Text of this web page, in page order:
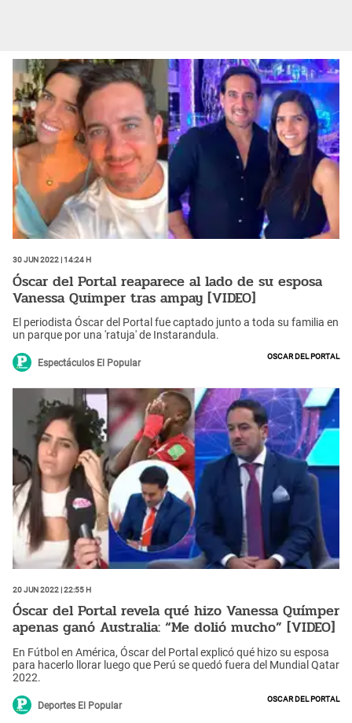
30 Jun 2022 | 14:24 h
Óscar del Portal reaparece al lado de su esposa
Vanessa Quimper tras ampay [VIDEO]
El periodista Óscar del Portal fue captado junto a toda su familia en
un parque por una 'ratuja' de Instarandula.
Espectáculos El Popular
Oscar del Portal
20 Jun 2022 | 22:55 h
Óscar del Portal revela qué hizo Vanessa Químper
apenas ganó Australia: “Me dolió mucho” [VIDEO]
En Fútbol en América, Óscar del Portal explicó qué hizo su esposa
para hacerlo llorar luego que Perú se quedó fuera del Mundial Qatar
2022.
Deportes El Popular
Oscar del Portal